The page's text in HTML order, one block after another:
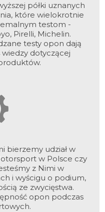
półki uznanych
które wielokrotnie
testom -
Pirelli, Michelin.
testy opon dają
wiedzy dotyczącej
bierzemy udział w
w Polsce czy
z Nimi w
i wyścigu o podium,
ze zwycięstwa.
opon podczas